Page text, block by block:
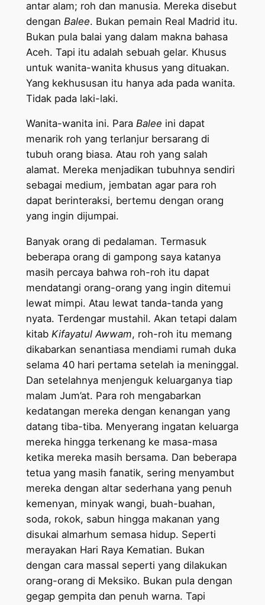
antar alam; roh dan manusia. Mereka disebut
dengan Balee. Bukan pemain Real Madrid itu.
Bukan pula balai yang dalam makna bahasa
Aceh. Tapi itu adalah sebuah gelar. Khusus
untuk wanita-wanita khusus yang dituakan.
Yang kekhususan itu hanya ada pada wanita.
Tidak pada laki-laki.
Wanita-wanita ini. Para Balee ini dapat
menarik roh yang terlanjur bersarang di
tubuh orang biasa. Atau roh yang salah
alamat. Mereka menjadikan tubuhnya sendiri
sebagai medium, jembatan agar para roh
dapat berinteraksi, bertemu dengan orang
yang ingin dijumpai.
Banyak orang di pedalaman. Termasuk
beberapa orang di gampong saya katanya
masih percaya bahwa roh-roh itu dapat
mendatangi orang-orang yang ingin ditemui
lewat mimpi. Atau lewat tanda-tanda yang
nyata. Terdengar mustahil. Akan tetapi dalam
kitab Kifayatul Awwam, roh-roh itu memang
dikabarkan senantiasa mendiami rumah duka
selama 40 hari pertama setelah ia meninggal.
Dan setelahnya menjenguk keluarganya tiap
malam Jum’at. Para roh mengabarkan
kedatangan mereka dengan kenangan yang
datang tiba-tiba. Menyerang ingatan keluarga
mereka hingga terkenang ke masa-masa
ketika mereka masih bersama. Dan beberapa
tetua yang masih fanatik, sering menyambut
mereka dengan altar sederhana yang penuh
kemenyan, minyak wangi, buah-buahan,
soda, rokok, sabun hingga makanan yang
disukai almarhum semasa hidup. Seperti
merayakan Hari Raya Kematian. Bukan
dengan cara massal seperti yang dilakukan
orang-orang di Meksiko. Bukan pula dengan
gegap gempita dan penuh warna. Tapi